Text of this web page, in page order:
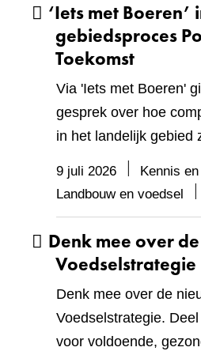
‘Iets met Boeren’
gebiedsproces
Toekomst
Via 'Iets met Boeren'
gesprek over hoe
in het landelijk gebied
9 juli 2026
Kennis
Landbouw en voedsel
Denk mee over
Voedselstrategie
Denk mee over de
Voedselstrategie.
voor voldoende,